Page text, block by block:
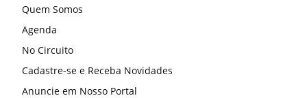
Quem Somos
Agenda
No Circuito
Cadastre-se e Receba Novidades
Anuncie em Nosso Portal